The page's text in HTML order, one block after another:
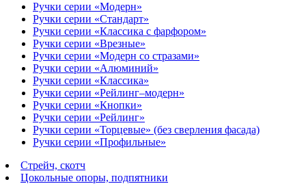
Ручки серии «Модерн»
Ручки серии «Стандарт»
Ручки серии «Классика с фарфором»
Ручки серии «Врезные»
Ручки серии «Модерн со стразами»
Ручки серии «Алюминий»
Ручки серии «Классика»
Ручки серии «Рейлинг–модерн»
Ручки серии «Кнопки»
Ручки серии «Рейлинг»
Ручки серии «Торцевые» (без сверления фасада)
Ручки серии «Профильные»
Стрейч, скотч
Цокольные опоры, подпятники